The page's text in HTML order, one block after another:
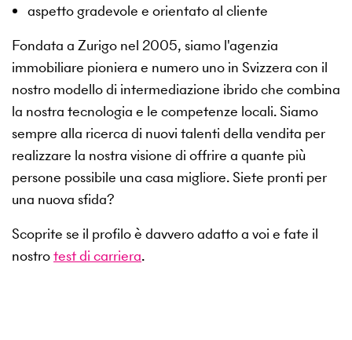
aspetto gradevole e orientato al cliente
Fondata a Zurigo nel 2005, siamo l'agenzia
immobiliare pioniera e numero uno in Svizzera con il
nostro modello di intermediazione ibrido che combina
la nostra tecnologia e le competenze locali. Siamo
sempre alla ricerca di nuovi talenti della vendita per
realizzare la nostra visione di offrire a quante più
persone possibile una casa migliore. Siete pronti per
una nuova sfida?
Scoprite se il profilo è davvero adatto a voi e fate il
nostrotest di carriera.